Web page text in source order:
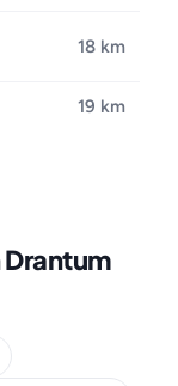
18 km
19 km